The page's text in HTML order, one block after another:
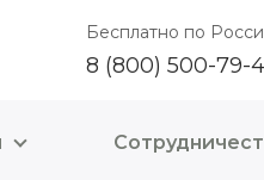
Бесплатно по
8 (800) 500-79-